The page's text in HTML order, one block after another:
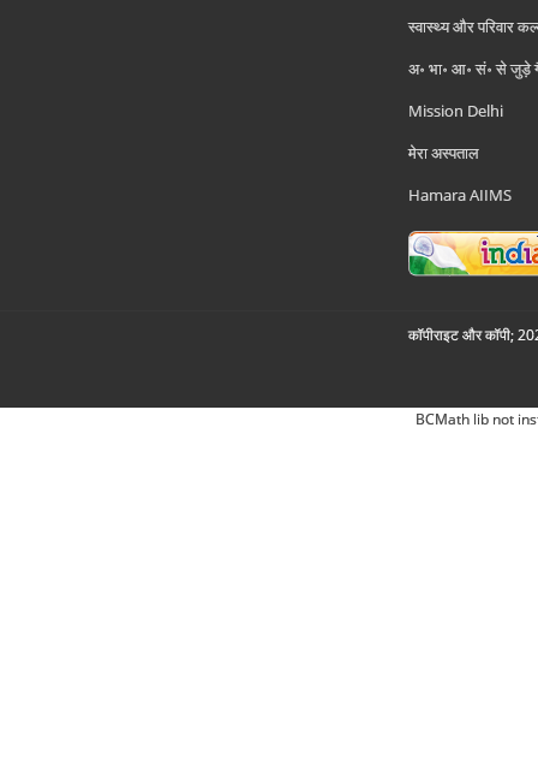
स्वास्थ्य और परिवार
अ॰ भा॰ आ॰ सं॰ से जुड़े
Mission Delhi
मेरा अस्पताल
Hamara AIIMS
कॉपीराइट और कॉपी;
BCMath lib not